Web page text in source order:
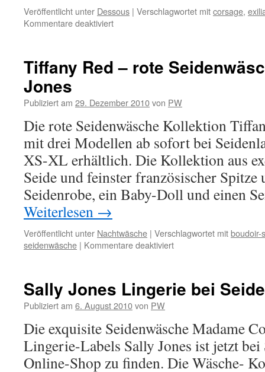
Veröffentlicht unter Dessous | Verschlagwortet mitcorsage,
Kommentare deaktiviertfür
Corsagen
„Ricama“
Seidenland.de
Tiffany Red – rote
Jones
Publiziert am 29. Dezember 2010von PW
Die rote Seidenwäsche Kollektion
mit drei Modellen ab sofort bei
XS-XL erhältlich. Die Kollektion aus
Seide und feinster französischer Spitze
Seidenrobe, ein Baby-Doll und einen
Weiterlesen →
Veröffentlicht unter Nachtwäsche | Verschlagwortet mitboudoir-
seidenwäsche | Kommentare deaktiviertfür
rote
Sally
Sally Jones Lingerie bei
Publiziert am 6. August 2010von PW
Die exquisite Seidenwäsche Madame
Lingerie-Labels Sally Jones ist jetzt bei
Online-Shop zu finden. Die Wäsche-